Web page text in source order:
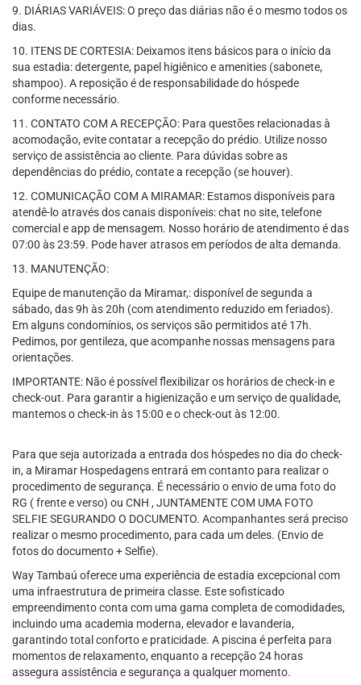
9. DIÁRIAS VARIÁVEIS: O preço das diárias não é o mesmo todos os
dias.
10. ITENS DE CORTESIA: Deixamos itens básicos para o início da
sua estadia: detergente, papel higiênico e amenities (sabonete,
shampoo). A reposição é de responsabilidade do hóspede
conforme necessário.
11. CONTATO COM A RECEPÇÃO: Para questões relacionadas à
acomodação, evite contatar a recepção do prédio. Utilize nosso
serviço de assistência ao cliente. Para dúvidas sobre as
dependências do prédio, contate a recepção (se houver).
12. COMUNICAÇÃO COM A MIRAMAR: Estamos disponíveis para
atendê-lo através dos canais disponíveis: chat no site, telefone
comercial e app de mensagem. Nosso horário de atendimento é das
07:00 às 23:59. Pode haver atrasos em períodos de alta demanda.
13. MANUTENÇÃO:
Equipe de manutenção da Miramar,: disponível de segunda a
sábado, das 9h às 20h (com atendimento reduzido em feriados).
Em alguns condomínios, os serviços são permitidos até 17h.
Pedimos, por gentileza, que acompanhe nossas mensagens para
orientações.
IMPORTANTE: Não é possível flexibilizar os horários de check-in e
check-out. Para garantir a higienização e um serviço de qualidade,
mantemos o check-in às 15:00 e o check-out às 12:00.
Para que seja autorizada a entrada dos hóspedes no dia do check-
in, a Miramar Hospedagens entrará em contanto para realizar o
procedimento de segurança. É necessário o envio de uma foto do
RG ( frente e verso) ou CNH , JUNTAMENTE COM UMA FOTO
SELFIE SEGURANDO O DOCUMENTO. Acompanhantes será preciso
realizar o mesmo procedimento, para cada um deles. (Envio de
fotos do documento + Selfie).
Way Tambaú oferece uma experiência de estadia excepcional com
uma infraestrutura de primeira classe. Este sofisticado
empreendimento conta com uma gama completa de comodidades,
incluindo uma academia moderna, elevador e lavanderia,
garantindo total conforto e praticidade. A piscina é perfeita para
momentos de relaxamento, enquanto a recepção 24 horas
assegura assistência e segurança a qualquer momento.